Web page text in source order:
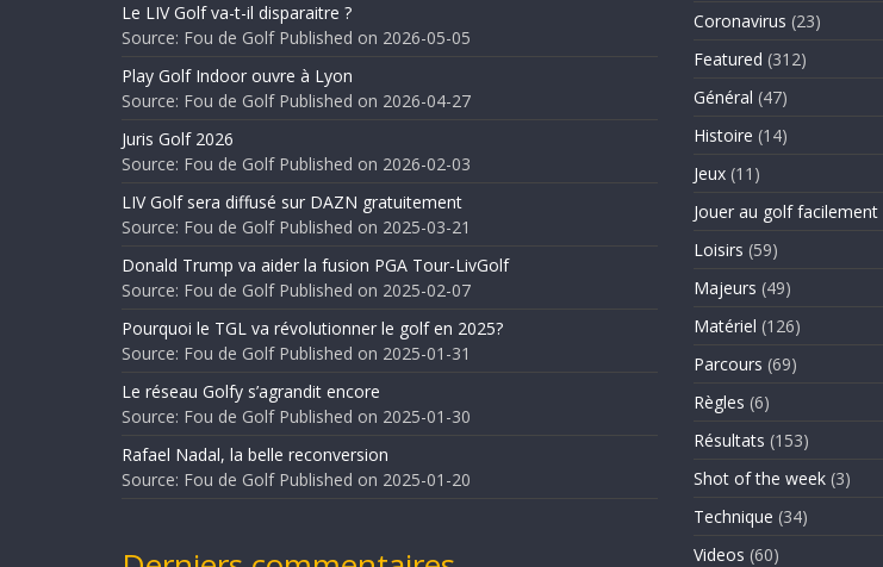
Le LIV Golf va-t-il disparaitre ?
Source: Fou de Golf Published on 2026-05-05
Play Golf Indoor ouvre à Lyon
Source: Fou de Golf Published on 2026-04-27
Juris Golf 2026
Source: Fou de Golf Published on 2026-02-03
LIV Golf sera diffusé sur DAZN gratuitement
Source: Fou de Golf Published on 2025-03-21
Donald Trump va aider la fusion PGA Tour-LivGolf
Source: Fou de Golf Published on 2025-02-07
Pourquoi le TGL va révolutionner le golf en 2025?
Source: Fou de Golf Published on 2025-01-31
Le réseau Golfy s’agrandit encore
Source: Fou de Golf Published on 2025-01-30
Rafael Nadal, la belle reconversion
Source: Fou de Golf Published on 2025-01-20
Coronavirus (23)
Featured (312)
Général (47)
Histoire (14)
Jeux (11)
Jouer au golf facilement
Loisirs (59)
Majeurs (49)
Matériel (126)
Parcours (69)
Règles (6)
Résultats (153)
Shot of the week (3)
Technique (34)
Videos (60)